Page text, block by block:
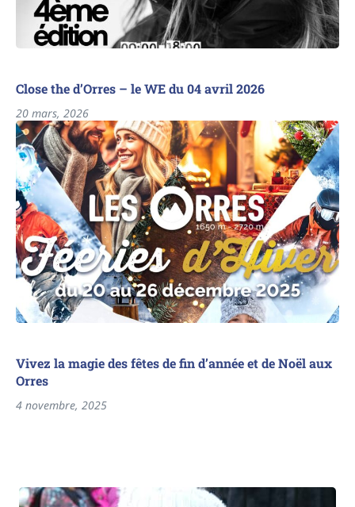
Close the d’Orres – le WE du 04 avril 2026
20 mars, 2026
Vivez la magie des fêtes de fin d’année et de Noël aux
Orres
4 novembre, 2025